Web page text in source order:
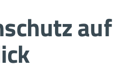
auf